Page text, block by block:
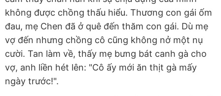
không được chồng thấu hiểu. Thương con gái ốm
đau, mẹ Chen đã ở quê đến thăm con gái. Dù mẹ
vợ đến nhưng chồng cô cũng không nở một nụ
cười. Tan làm về, thấy mẹ bưng bát canh gà cho
vợ, anh liền hét lên: "Cô ấy mới ăn thịt gà mấy
ngày trước!".